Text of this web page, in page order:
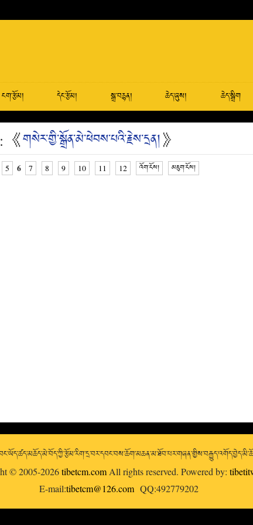
ངག་རྩོམ། དེང་རྩོམ། སྒྲ་བརྙན། ཆེད་ཞུས། ཆེད་སྒྲིག
《གསེར་གྱི་སྒྲོན་མེ་ཕེབས་པའི་རྗེས་དྲན།》
5 6 7 8 9 10 11 12 འོག་ངོས། མཇུག་ངོས།
© 2005-2026tibetcm.comAll rights reserved. Powered by:
E-mail:tibetcm@126.com QQ:492779202